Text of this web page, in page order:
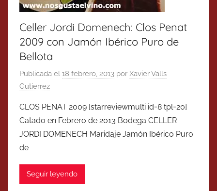
Celler Jordi Domenech: Clos Penat
2009 con Jamón Ibérico Puro de
Bellota
Publicada el 18 febrero, 2013 por Xavier Valls
Gutierrez
CLOS PENAT 2009 [starreviewmulti id=8 tpl=20]
Catado en Febrero de 2013 Bodega CELLER
JORDI DOMENECH Maridaje Jamón Ibérico Puro
de
Seguir leyendo